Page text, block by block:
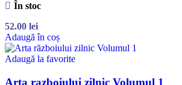
În stoc
52.00 lei
Adaugă în coș
Adaugă la favorite
Arta razboiului zilnic Volumul 1